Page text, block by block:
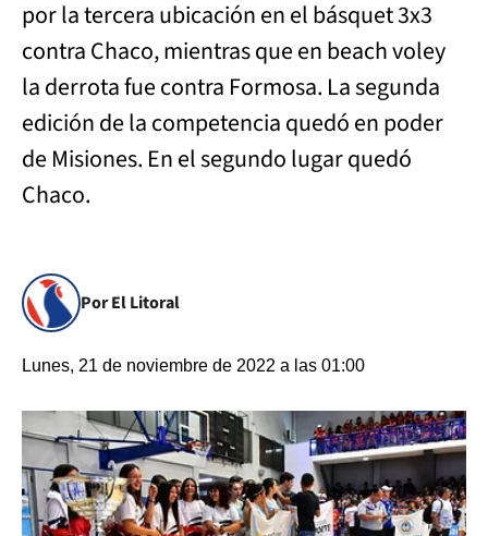
por la tercera ubicación en el básquet 3x3
contra Chaco, mientras que en beach voley
la derrota fue contra Formosa. La segunda
edición de la competencia quedó en poder
de Misiones. En el segundo lugar quedó
Chaco.
Por El Litoral
Lunes, 21 de noviembre de 2022 a las 01:00